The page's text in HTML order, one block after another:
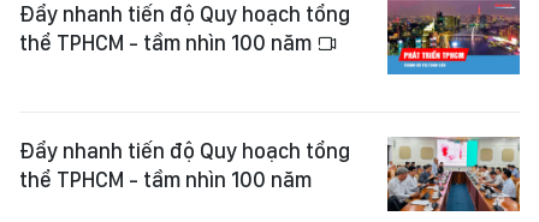
Đẩy nhanh tiến độ Quy hoạch tổng
thể TPHCM - tầm nhìn 100 năm
Đẩy nhanh tiến độ Quy hoạch tổng
thể TPHCM - tầm nhìn 100 năm